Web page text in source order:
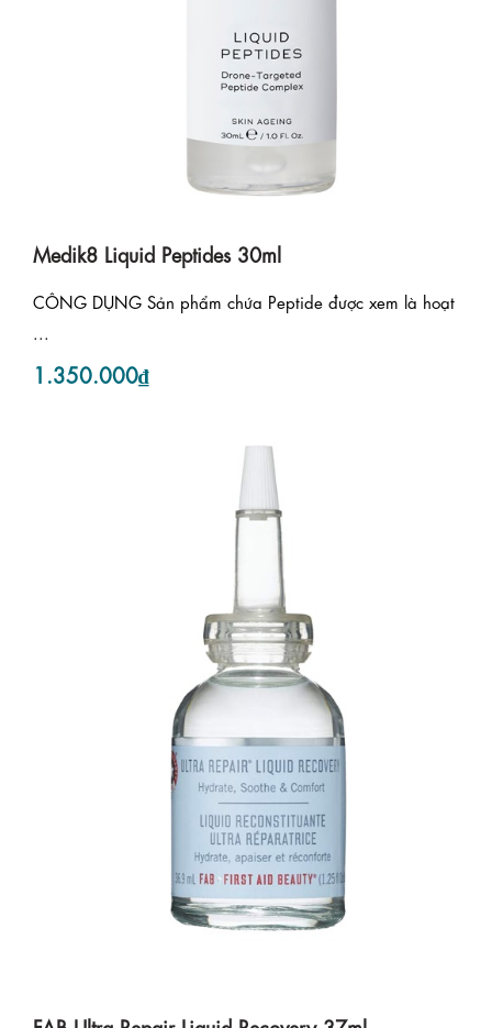
Medik8 Liquid Peptides 30ml
CÔNG DỤNG Sản phẩm chứa Peptide được xem là hoạt
1.350.000₫